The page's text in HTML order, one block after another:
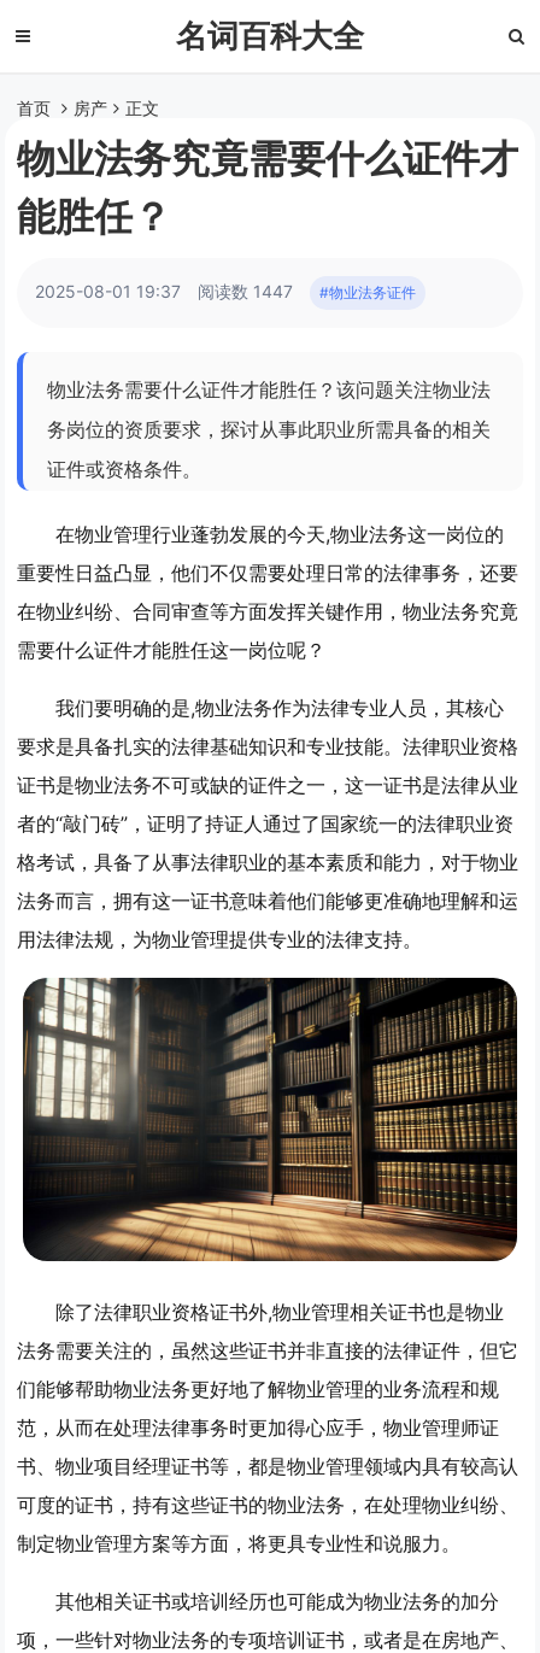
名词百科大全
首页 房产 正文
物业法务究竟需要什么证件才
能胜任？
2025-08-01 19:37 阅读数 1447 #物业法务证件
物业法务需要什么证件才能胜任？该问题关注物业法
务岗位的资质要求，探讨从事此职业所需具备的相关
证件或资格条件。
在物业管理行业蓬勃发展的今天,物业法务这一岗位的
重要性日益凸显，他们不仅需要处理日常的法律事务，还要
在物业纠纷、合同审查等方面发挥关键作用，物业法务究竟
需要什么证件才能胜任这一岗位呢？
我们要明确的是,物业法务作为法律专业人员，其核心
要求是具备扎实的法律基础知识和专业技能。法律职业资格
证书是物业法务不可或缺的证件之一，这一证书是法律从业
者的“敲门砖”，证明了持证人通过了国家统一的法律职业资
格考试，具备了从事法律职业的基本素质和能力，对于物业
法务而言，拥有这一证书意味着他们能够更准确地理解和运
用法律法规，为物业管理提供专业的法律支持。
除了法律职业资格证书外,物业管理相关证书也是物业
法务需要关注的，虽然这些证书并非直接的法律证件，但它
们能够帮助物业法务更好地了解物业管理的业务流程和规
范，从而在处理法律事务时更加得心应手，物业管理师证
书、物业项目经理证书等，都是物业管理领域内具有较高认
可度的证书，持有这些证书的物业法务，在处理物业纠纷、
制定物业管理方案等方面，将更具专业性和说服力。
其他相关证书或培训经历也可能成为物业法务的加分
项，一些针对物业法务的专项培训证书，或者是在房地产、